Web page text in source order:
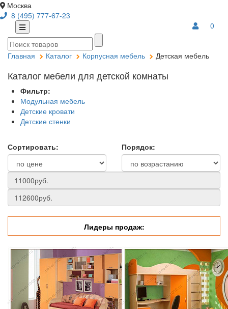
Москва
8 (495) 777-67-23
0
Главная Каталог Корпусная мебель Детская мебель
Каталог мебели для детской комнаты
Фильтр:
Модульная мебель
Детские кровати
Детские стенки
Сортировать: Порядок:
Лидеры продаж: